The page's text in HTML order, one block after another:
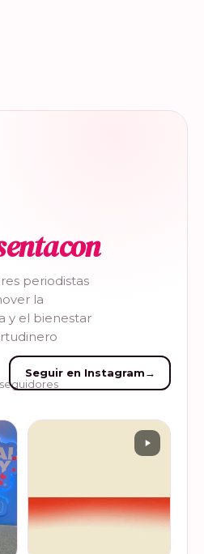
periodistas
la
y el bienestar
seguidores
Seguir en Instagram→